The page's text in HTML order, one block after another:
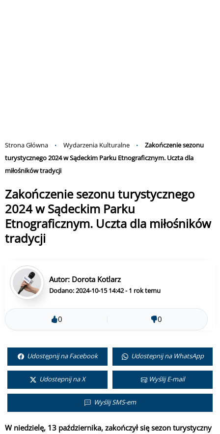
Strona Główna Wydarzenia Kulturalne
Zakończenie sezonu
turystycznego 2024 w Sądeckim Parku Etnograficznym. Uczta dla
miłośników tradycji
Zakończenie sezonu turystycznego
2024 w Sądeckim Parku
Etnograficznym. Uczta dla miłośników
tradycji
Autor: Dorota Kotlarz
Dodano: 2024-10-15 14:42 - 1 rok temu
0 0
Udostępnij na Facebook Udostepnij na WhatsApp
Udostepnij na X Wyślij E-mail
Wyślij SMS-em
W niedzielę, 13 października, zakończył się sezon turystyczny